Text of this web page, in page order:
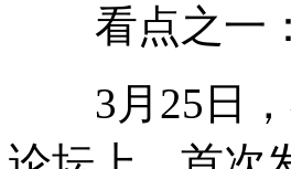
看点之一：
3月25日，